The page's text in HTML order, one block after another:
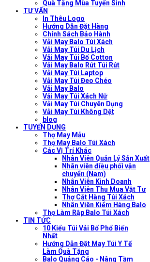
Quà Tặng Mùa Tuyển Sinh
TƯ VẤN
In Thêu Logo
Hướng Dẫn Đặt Hàng
Chính Sách Bảo Hành
Vải May Balo Túi Xách
Vải May Túi Du Lịch
Vải May Túi Bố Cotton
Vải May Balo Rút Túi Rút
Vải May Túi Laptop
Vải May Túi Đeo Chéo
Vải May Balo
Vải May Túi Xách Nữ
Vải May Túi Chuyên Dụng
Vải May Túi Không Dệt
blog
TUYỂN DỤNG
Thợ May Mẫu
Thợ May Balo Túi Xách
Các Vị Trí Khác
Nhân Viên Quản Lý Sản Xuất
Nhân viên điều phối vận
chuyển (Nam)
Nhân Viên Kinh Doanh
Nhân Viên Thu Mua Vật Tư
Thợ Cắt Hàng Túi Xách
Nhân Viên Kiểm Hàng Balo
Thợ Làm Rập Balo Túi Xách
TIN TỨC
10 Kiểu Túi Vải Bố Phổ Biến
Nhất
Hướng Dẫn Đặt May Túi Y Tế
Làm Quà Tặng
Balo Quảng Cáo - Nâng Tầm